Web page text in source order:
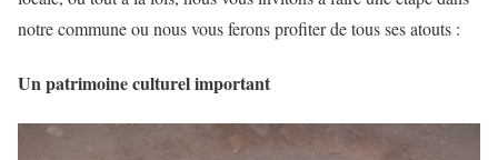
notre commune ou nous vous ferons profiter de tous ses atouts :
Un patrimoine culturel important